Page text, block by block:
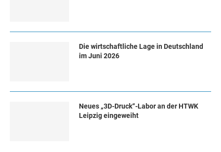
Die wirtschaftliche Lage in Deutschland
im Juni 2026
Neues „3D-Druck“-Labor an der HTWK
Leipzig eingeweiht